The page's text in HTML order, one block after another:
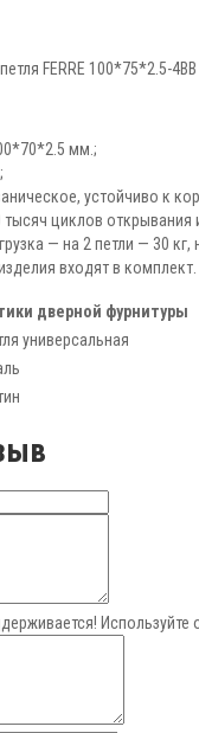
FERRE 100*75*2.5-
мм.;
устойчиво к
циклов открывания
— на 2 петли — 30 кг,
входят в комплект.
дверной фурнитуры
универсальная
Используйте